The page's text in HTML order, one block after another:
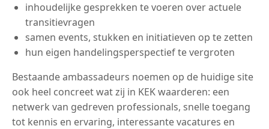
inhoudelijke gesprekken te voeren over actuele
transitievragen
samen events, stukken en initiatieven op te zetten
hun eigen handelingsperspectief te vergroten
Bestaande ambassadeurs noemen op de huidige site
ook heel concreet wat zij in KEK waarderen: een
netwerk van gedreven professionals, snelle toegang
tot kennis en ervaring, interessante vacatures en